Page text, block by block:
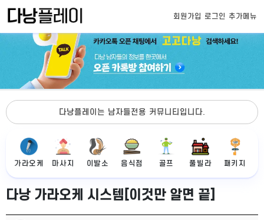
회원가입 로그인 추가메뉴
다낭플레이는 남자들전용 커뮤니티입니다.
가라오케 마사지 이발소 음식점 골프 풀빌라 패키지
다낭 가라오케 시스템[이것만 알면 끝]